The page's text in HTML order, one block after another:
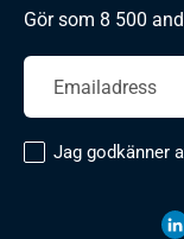
Gör som 8 500
Jag godkänner